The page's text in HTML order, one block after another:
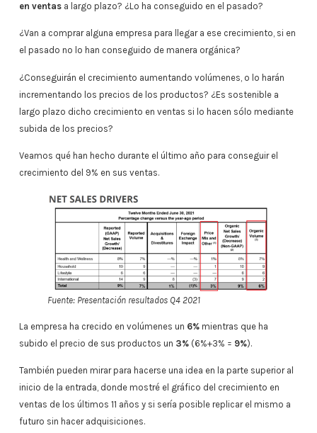
en ventasa largo plazo? ¿Lo ha conseguido en el pasado?
¿Van a comprar alguna empresa para llegar a ese crecimiento, si en
el pasado no lo han conseguido de manera orgánica?
¿Conseguirán el crecimiento aumentando volúmenes, o lo harán
incrementando los precios de los productos? ¿Es sostenible a
largo plazo dicho crecimiento en ventas si lo hacen sólo mediante
subida de los precios?
Veamos qué han hecho durante el último año para conseguir el
crecimiento del 9% en sus ventas.
Fuente: Presentación resultados Q4 2021
La empresa ha crecido en volúmenes un 6%mientras que ha
subido el precio de sus productos un 3%(6%+3% = 9%).
También pueden mirar para hacerse una idea en la parte superior al
inicio de la entrada, donde mostré el gráfico del crecimiento en
ventas de los últimos 11 años y si sería posible replicar el mismo a
futuro sin hacer adquisiciones.